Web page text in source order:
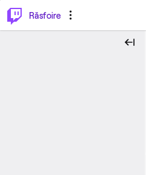
Răsfoire